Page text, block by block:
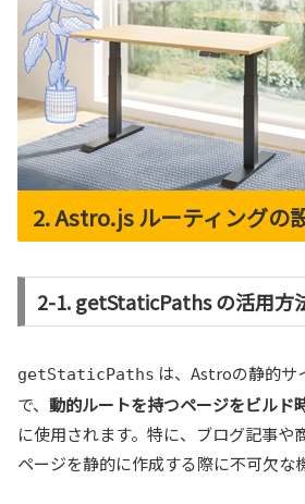
2. Astro.js ルーティングの
2-1. getStaticPaths の活用方
getStaticPaths は、Astroの静的サ
で、 動的ルートを持つページをビルド
に使用されます。特に、ブログ記事や
ページを静的に作成する際に不可欠な